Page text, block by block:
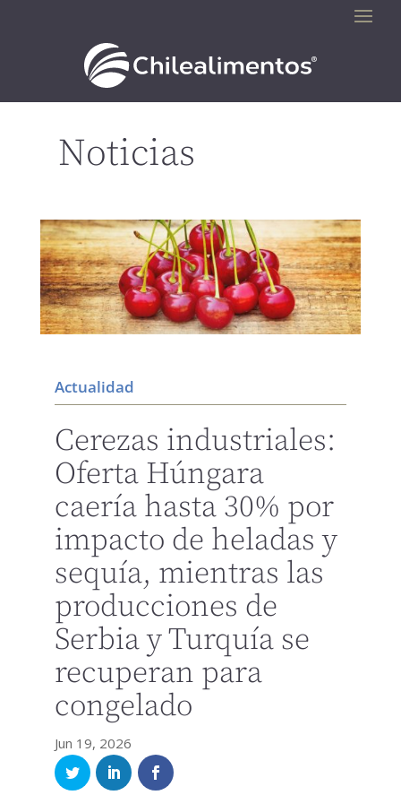
Noticias
Actualidad
Cerezas industriales:
Oferta Húngara
caería hasta 30% por
impacto de heladas y
sequía, mientras las
producciones de
Serbia y Turquía se
recuperan para
congelado
Jun 19, 2026